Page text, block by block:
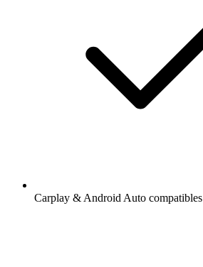
Carplay & Android Auto compatibles